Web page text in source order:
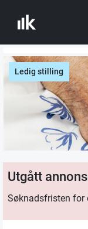
Ledig stilling
Utgått
Søknadsfristen for